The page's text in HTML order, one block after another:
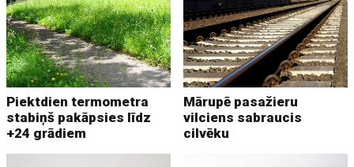
Piektdien termometra
stabiņš pakāpsies līdz
+24 grādiem
Mārupē pasažieru
vilciens sabraucis
cilvēku